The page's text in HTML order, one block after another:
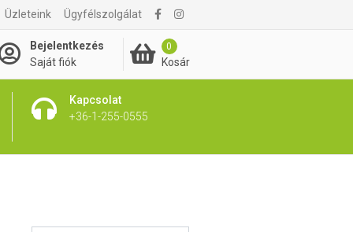
Üzleteink Ügyfélszolgálat
Bejelentkezés
Saját fiók
0
Kosár
Kapcsolat
+36-1-255-0555